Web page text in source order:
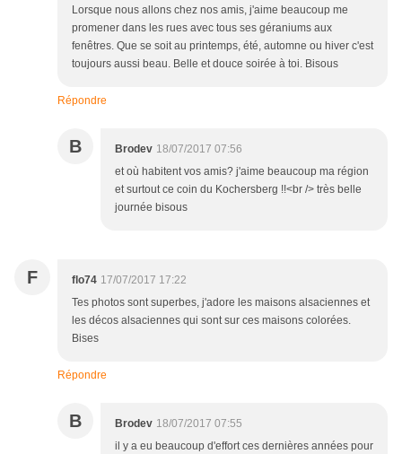
Lorsque nous allons chez nos amis, j'aime beaucoup me
promener dans les rues avec tous ses géraniums aux
fenêtres. Que se soit au printemps, été, automne ou hiver c'est
toujours aussi beau. Belle et douce soirée à toi. Bisous
Répondre
B Brodev 18/07/2017 07:56
et où habitent vos amis? j'aime beaucoup ma région
et surtout ce coin du Kochersberg !!<br /> très belle
journée bisous
F flo74 17/07/2017 17:22
Tes photos sont superbes, j'adore les maisons alsaciennes et
les décos alsaciennes qui sont sur ces maisons colorées.
Bises
Répondre
B Brodev 18/07/2017 07:55
il y a eu beaucoup d'effort ces dernières années pour